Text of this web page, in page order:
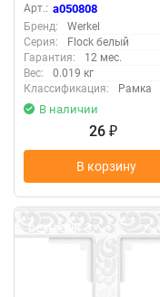
Арт.: a050808
Бренд:
Werkel
Серия:
Flock белый
Гарантия:
12 мес.
Вес:
0.019 кг
Классификация:
Рамка
В наличии
26 ₽
В корзину
bestseller 3